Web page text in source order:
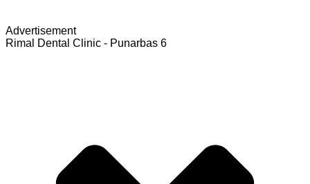
Advertisement
Rimal Dental Clinic - Punarbas 6